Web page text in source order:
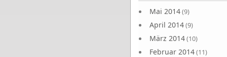
Mai 2014(9)
April 2014(9)
März 2014(10)
Februar 2014(11)